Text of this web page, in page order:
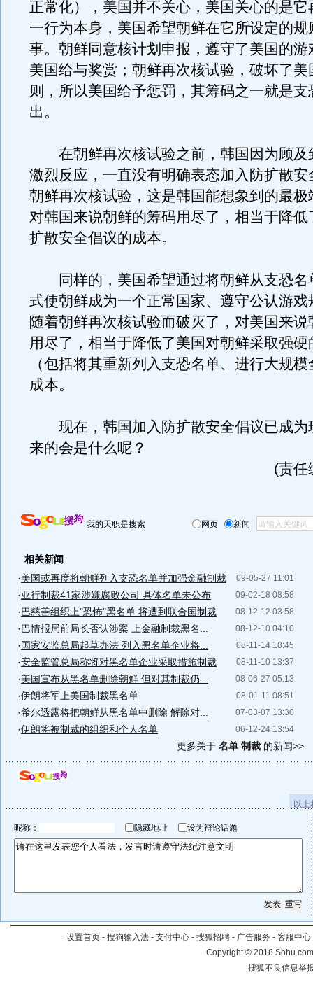
正常化），美国并不关心，美国关心的是它
一行为本身，美国希望朝鲜在它所设定的规
事。朝鲜同意核计划申报，遵守了美国的游
美国给与奖赏；朝鲜再次核试验，破坏了美
则，所以美国给予惩罚，其筹码之一就是支
出。
在朝鲜再次核试验之前，韩国因为顾及
激烈反应，一直没有明确表态加入防扩散安
朝鲜再次核试验，这是韩国能想象到的最极
对韩国来说朝鲜的筹码用尽了，相当于降低
扩散安全倡议的成本。
同样的，美国希望通过将朝鲜从支恐名
式使朝鲜成为一个正常国家、遵守公认游戏
随着朝鲜再次核试验而破灭了，对美国来
用尽了，相当于降低了美国对朝鲜采取强硬
（包括将其重新列入支恐名单、进行大规
成本。
现在，韩国加入防扩散安全倡议已成为
来的会是什么呢？
(责任
我的天职是搜索 网页 新闻
相关新闻
09-05-27 11:01
·美国或再度将朝鲜列入支恐名单并加强金融制裁
09-02-18 08:58
·亚行制裁41家涉嫌腐败公司 具体名单未公布
08-12-12 03:58
·巴慈善组织上"恐怖"黑名单 将遭到联合国制裁
08-12-10 04:10
·巴情报局前局长否认涉案 上金融制裁黑名...
08-11-14 18:45
· 国家安监总局起草办法 列入黑名单企业将...
08-11-10 13:37
·安全监管总局称将对黑名单企业采取措施制裁
08-06-27 05:13
·美国宣布从黑名单删除朝鲜 但对其制裁仍...
08-01-11 08:51
·伊朗将军上美国制裁黑名单
07-03-07 13:30
·希尔透露将把朝鲜从黑名单中删除 解除对...
06-12-24 13:54
·伊朗将被制裁的组织和个人名单
更多关于 名单 制裁 的新闻>>
以
昵称： 隐藏地址 设为辩论话题
设置首页 - 搜狗输入法 - 支付中心 - 搜狐招聘 - 广告服务 - 客服中心
Copyright©2018
搜狐不良信息举